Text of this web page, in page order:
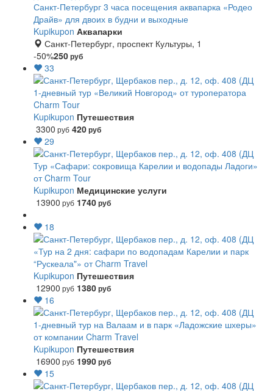
Санкт-Петербург 3 часа посещения аквапарка «Родео
Драйв» для двоих в будни и выходные
Kupikupon Аквапарки
Санкт-Петербург, проспект Культуры, 1
-50%250руб
33
1-дневный тур «Великий Новгород» от туроператора
Charm Tour
Kupikupon Путешествия
3300 руб 420руб
29
Тур «Сафари: сокровища Карелии и водопады Ладоги»
от Charm Tour
Kupikupon Медицинские услуги
13900 руб 1740руб
18
«Тур на 2 дня: сафари по водопадам Карелии и парк
“Рускеала"» от Charm Travel
Kupikupon Путешествия
12900 руб 1380руб
16
1-дневный тур на Валаам и в парк «Ладожские шхеры»
от компании Charm Travel
Kupikupon Путешествия
16900 руб 1990руб
15